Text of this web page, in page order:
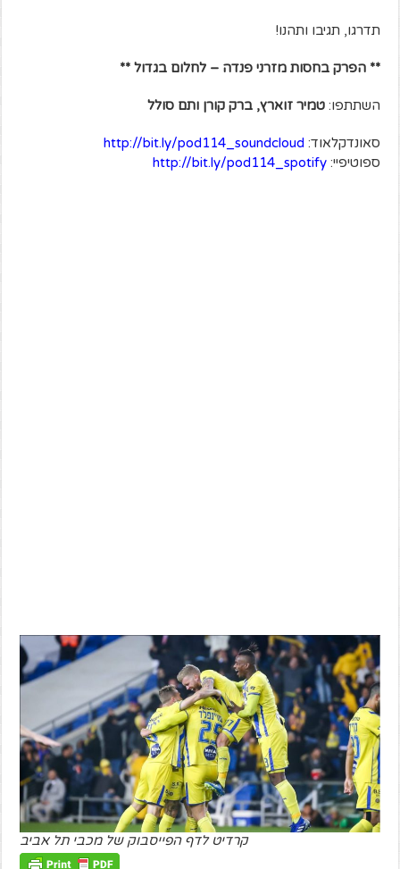
תדרגו, תגיבו ותהנו!
** הפרק בחסות מזרני פנדה – לחלום בגדול **
השתתפו:טמיר זוארץ, ברק קורן ותם סולל
סאונדקלאוד: http://bit.ly/pod114_soundcloud
ספוטיפיי:http://bit.ly/pod114_spotify
קרדיט לדף הפייסבוק של מכבי תל אביב